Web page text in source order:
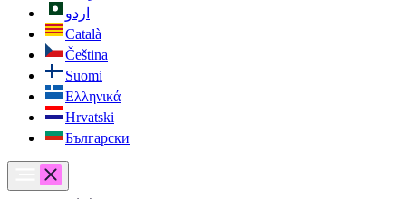
اردو
Català
Čeština
Suomi
Ελληνικά
Hrvatski
Български